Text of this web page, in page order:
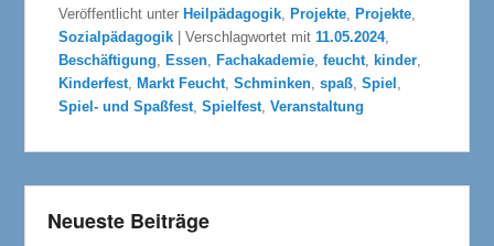
Veröffentlicht unter Heilpädagogik ,Projekte ,Projekte
Sozialpädagogik |Verschlagwortet mit 11.05.2024,
Beschäftigung ,Essen ,Fachakademie ,feucht kinder
Kinderfest ,Markt Feucht ,Schminken ,spaß ,Spiel
Spiel- und Spaßfest ,Spielfest ,Veranstaltung
Neueste Beiträge